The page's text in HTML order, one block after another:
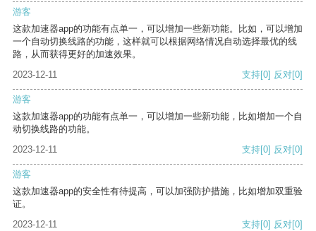
游客
这款加速器app的功能有点单一，可以增加一些新功能。比如，可以增加
一个自动切换线路的功能，这样就可以根据网络情况自动选择最优的线
路，从而获得更好的加速效果。
2023-12-11
支持[0] 反对[0]
游客
这款加速器app的功能有点单一，可以增加一些新功能，比如增加一个自
动切换线路的功能。
2023-12-11
支持[0] 反对[0]
游客
这款加速器app的安全性有待提高，可以加强防护措施，比如增加双重验
证。
2023-12-11
支持[0] 反对[0]